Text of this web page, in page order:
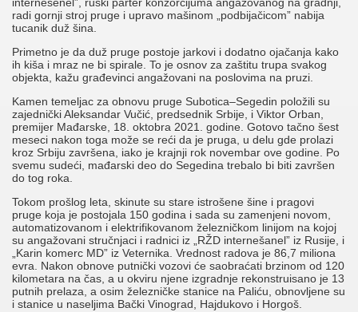
internešenel”, ruski parter konzorcijuma angažovanog na gradnji,
radi gornji stroj pruge i upravo mašinom „podbijačicom” nabija
tucanik duž šina.
Primetno je da duž pruge postoje jarkovi i dodatno ojačanja kako
ih kiša i mraz ne bi spirale. To je osnov za zaštitu trupa svakog
objekta, kažu građevinci angažovani na poslovima na pruzi.
Kamen temeljac za obnovu pruge Subotica–Segedin položili su
zajednički Aleksandar Vučić, predsednik Srbije, i Viktor Orban,
premijer Mađarske, 18. oktobra 2021. godine. Gotovo tačno šest
meseci nakon toga može se reći da je pruga, u delu gde prolazi
kroz Srbiju završena, iako je krajnji rok novembar ove godine. Po
svemu sudeći, mađarski deo do Segedina trebalo bi biti završen
do tog roka.
Tokom prošlog leta, skinute su stare istrošene šine i pragovi
pruge koja je postojala 150 godina i sada su zamenjeni novom,
automatizovanom i elektrifikovanom železničkom linijom na kojoj
su angažovani stručnjaci i radnici iz „RŽD internešanel” iz Rusije, i
„Karin komerc MD” iz Veternika. Vrednost radova je 86,7 miliona
evra. Nakon obnove putnički vozovi će saobraćati brzinom od 120
kilometara na čas, a u okviru njene izgradnje rekonstruisano je 13
putnih prelaza, a osim železničke stanice na Paliću, obnovljene su
i stanice u naseljima Bački Vinograd, Hajdukovo i Horgoš.